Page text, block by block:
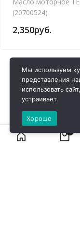
(20700524)
2,350руб.
Мы используем
представления
использовать
устраивает.
Хорошо